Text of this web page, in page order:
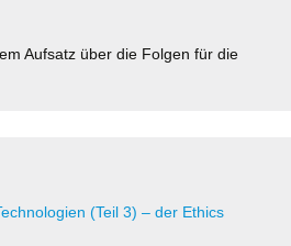
Aufsatz über die Folgen für die
(Teil 3) – der Ethics